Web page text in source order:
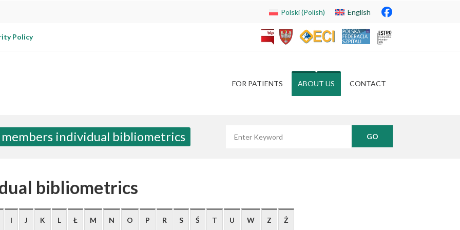
Polski(Polish) English
Policy
FOR PATIENTS ABOUT US CONTACT
individual bibliometrics
bibliometrics
I J K L Ł M N O P R S Ś T U W Z Ż